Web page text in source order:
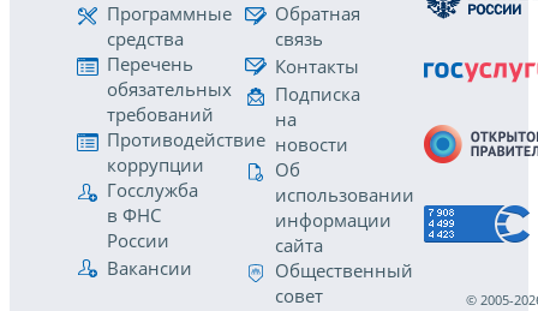
Программные
средства
Перечень
обязательных
требований
Противодействие
коррупции
Госслужба
в ФНС
России
Вакансии
Обратная
связь
Контакты
Подписка
на
новости
Об
использовании
информации
сайта
Общественный
совет
© 2005-